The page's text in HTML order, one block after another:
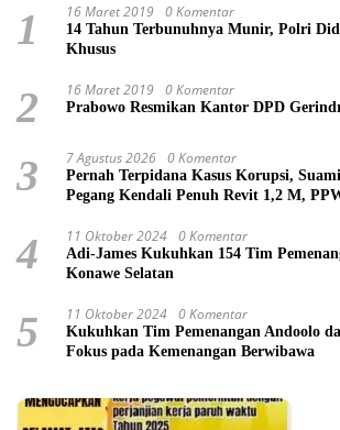
1 16 Maret 2019 0 Komentar
14 Tahun Terbunuhnya Munir, Polri
Khusus
2 16 Maret 2019 0 Komentar
Prabowo Resmikan Kantor DPD
3 7 Agustus 2026 0 Komentar
Pernah Terpidana Kasus Korupsi,
Pegang Kendali Penuh Revit 1,2 M,
4 11 Oktober 2024 0 Komentar
Adi-James Kukuhkan 154 Tim
Konawe Selatan
5 11 Oktober 2024 0 Komentar
Kukuhkan Tim Pemenangan Andoolo
Fokus pada Kemenangan Berwibawa